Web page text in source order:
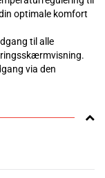
optimale komfort
til alle
via den